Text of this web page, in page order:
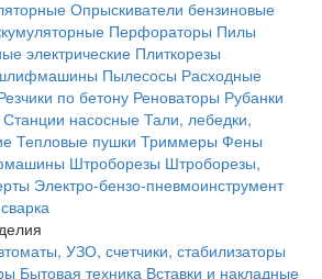
Опрыскиватели бензиновые
Перфораторы Пилы
электрические Плиткорезы
Пылесосы Расходные
по бетону Реноваторы Рубанки
Станции насосные Тали, лебедки,
Тепловые пушки Триммеры Фены
Штроборезы Штроборезы,
Электро-бензо-пневмоинструмент
УЗО, счетчики, стабилизаторы
Бытовая техника Вставки и накладные